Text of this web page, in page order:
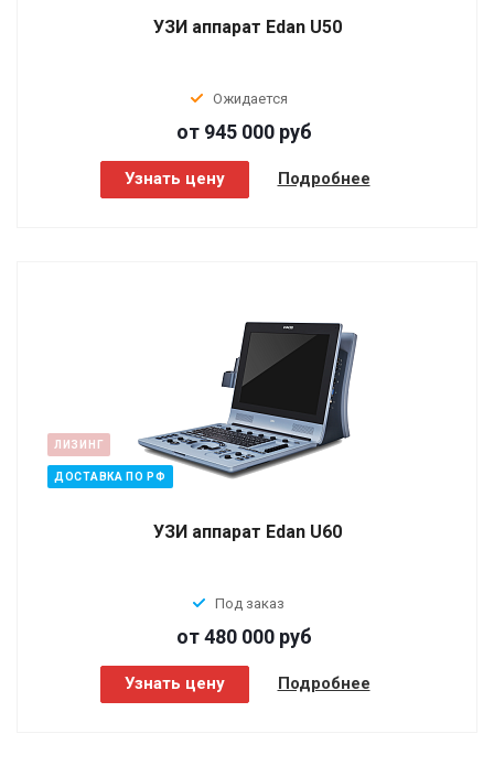
УЗИ аппарат Edan U50
Ожидается
от 945 000 руб
Узнать цену Подробнее
ЛИЗИНГ
ДОСТАВКА ПО РФ
УЗИ аппарат Edan U60
Под заказ
от 480 000 руб
Узнать цену Подробнее